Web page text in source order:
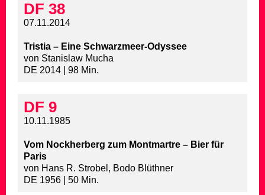
DF 38
07.11.2014
Tristia – Eine Schwarzmeer-Odyssee
von Stanislaw Mucha
DE 2014 | 98 Min.
DF 9
10.11.1985
Vom Nockherberg zum Montmartre – Bier für
Paris
von Hans R. Strobel, Bodo Blüthner
DE 1956 | 50 Min.